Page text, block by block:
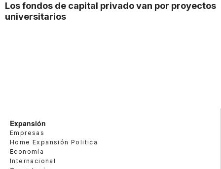
Los fondos de capital privado van por proyectos
universitarios
Expansión
Empresas
Home Expansión Politica
Economía
Internacional